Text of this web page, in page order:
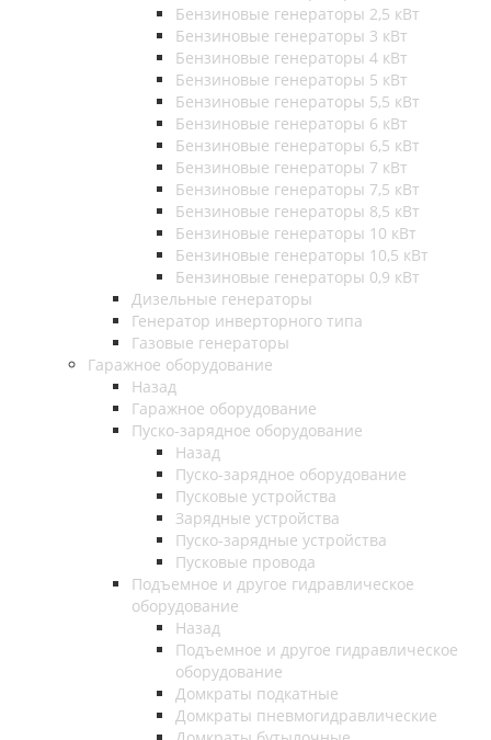
Бензиновые генераторы 2,5 кВт
Бензиновые генераторы 3 кВт
Бензиновые генераторы 4 кВт
Бензиновые генераторы 5 кВт
Бензиновые генераторы 5,5 кВт
Бензиновые генераторы 6 кВт
Бензиновые генераторы 6,5 кВт
Бензиновые генераторы 7 кВт
Бензиновые генераторы 7,5 кВт
Бензиновые генераторы 8,5 кВт
Бензиновые генераторы 10 кВт
Бензиновые генераторы 10,5 кВт
Бензиновые генераторы 0,9 кВт
Дизельные генераторы
Генератор инверторного типа
Газовые генераторы
Гаражное оборудование
Назад
Гаражное оборудование
Пуско-зарядное оборудование
Назад
Пуско-зарядное оборудование
Пусковые устройства
Зарядные устройства
Пуско-зарядные устройства
Пусковые провода
Подъемное и другое гидравлическое
оборудование
Назад
Подъемное и другое гидравлическое
оборудование
Домкраты подкатные
Домкраты пневмогидравлические